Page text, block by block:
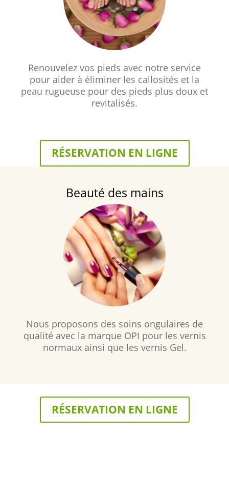
Renouvelez vos pieds avec notre service
pour aider à éliminer les callosités et la
peau rugueuse pour des pieds plus doux et
revitalisés.
RÉSERVATION EN LIGNE
Beauté des mains
Nous proposons des soins ongulaires de
qualité avec la marque OPI pour les vernis
normaux ainsi que les vernis Gel.
RÉSERVATION EN LIGNE